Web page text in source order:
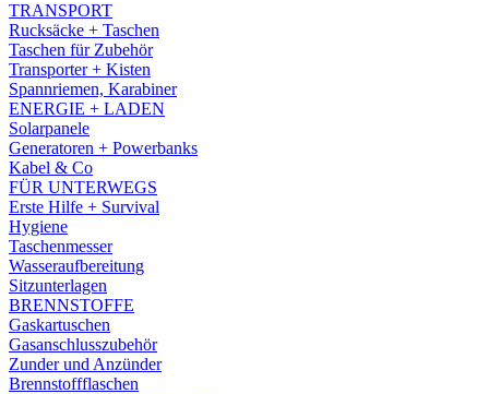
TRANSPORT
Rucksäcke + Taschen
Taschen für Zubehör
Transporter + Kisten
Spannriemen, Karabiner
ENERGIE + LADEN
Solarpanele
Generatoren + Powerbanks
Kabel & Co
FÜR UNTERWEGS
Erste Hilfe + Survival
Hygiene
Taschenmesser
Wasseraufbereitung
Sitzunterlagen
BRENNSTOFFE
Gaskartuschen
Gasanschlusszubehör
Zunder und Anzünder
Brennstoffflaschen